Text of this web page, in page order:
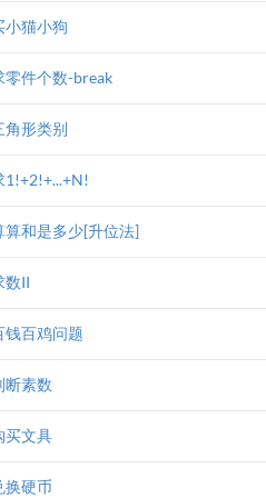
小猫小狗
零件个数-break
角形类别
1!+2!+...+N!
算和是多少[升位法]
数II
钱百鸡问题
断素数
买文具
换硬币